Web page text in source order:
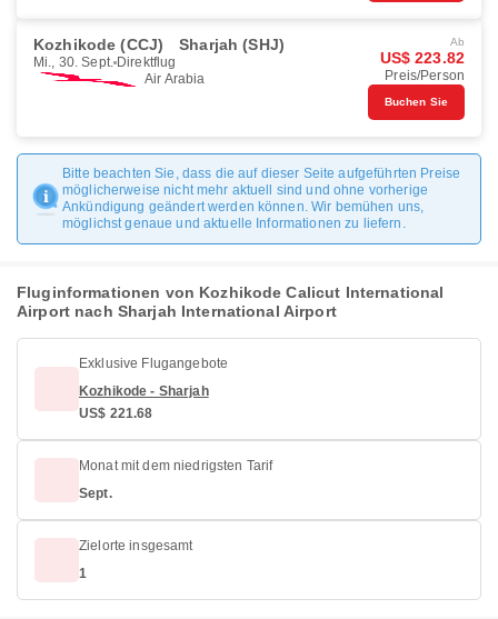
Kozhikode (CCJ) Sharjah (SHJ)
Mi., 30. Sept. Direktflug
Air Arabia
Ab
US$ 223.82
Preis/Person
Buchen Sie
Bitte beachten Sie, dass die auf dieser Seite aufgeführten Preise
möglicherweise nicht mehr aktuell sind und ohne vorherige
Ankündigung geändert werden können. Wir bemühen uns,
möglichst genaue und aktuelle Informationen zu liefern.
Fluginformationen von Kozhikode Calicut International
Airport nach Sharjah International Airport
Exklusive Flugangebote
Kozhikode - Sharjah
US$ 221.68
Monat mit dem niedrigsten Tarif
Sept.
Zielorte insgesamt
1